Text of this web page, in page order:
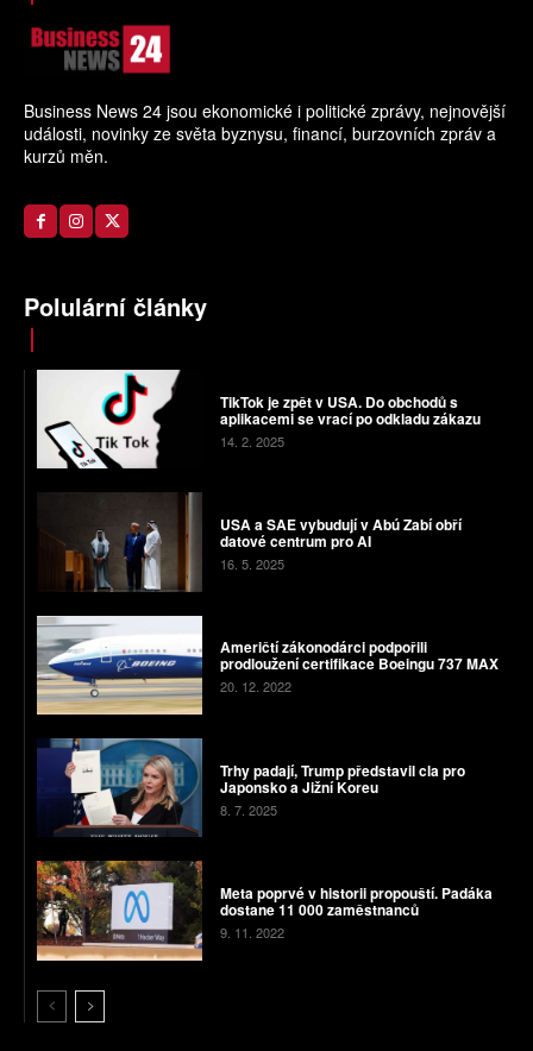
Business News 24 jsou ekonomické i politické zprávy, nejnovější
události, novinky ze světa byznysu, financí, burzovních zpráv a
kurzů měn.
Polulární články
TikTok je zpět v USA. Do obchodů s
aplikacemi se vrací po odkladu zákazu
14. 2. 2025
USA a SAE vybudují v Abú Zabí obří
datové centrum pro AI
16. 5. 2025
Američtí zákonodárci podpořili
prodloužení certifikace Boeingu 737 MAX
20. 12. 2022
Trhy padají, Trump představil cla pro
Japonsko a Jižní Koreu
8. 7. 2025
Meta poprvé v historii propouští. Padáka
dostane 11 000 zaměstnanců
9. 11. 2022